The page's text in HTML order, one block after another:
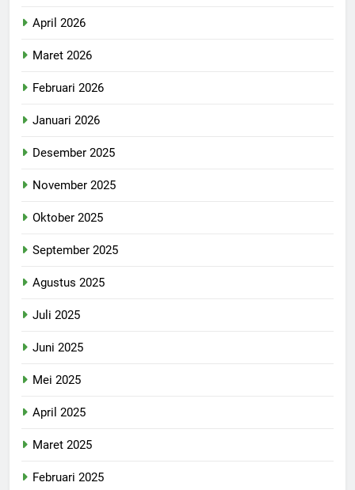
April 2026
Maret 2026
Februari 2026
Januari 2026
Desember 2025
November 2025
Oktober 2025
September 2025
Agustus 2025
Juli 2025
Juni 2025
Mei 2025
April 2025
Maret 2025
Februari 2025